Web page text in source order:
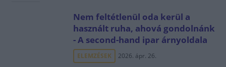
Nem feltétlenül oda kerül a
használt ruha, ahová gondolnánk
- A second-hand ipar árnyoldala
ELEMZÉSEK 2026. ápr. 26.